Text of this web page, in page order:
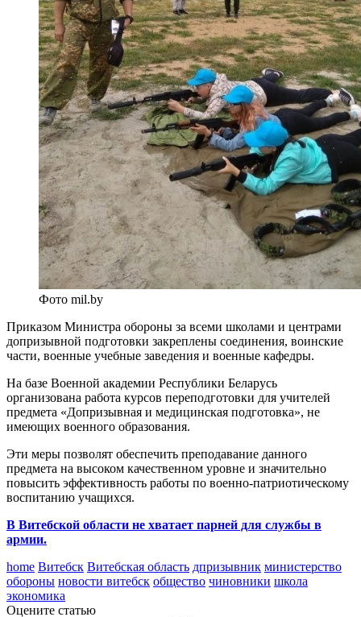
Фото mil.by
Приказом Министра обороны за всеми школами и центрами
допризывной подготовки закреплены соединения, воинские
части, военные учебные заведения и военные кафедры.
На базе Военной академии Республики Беларусь
организована работа курсов переподготовки для учителей
предмета «Допризывная и медицинская подготовка», не
имеющих военного образования.
Эти меры позволят обеспечить преподавание данного
предмета на высоком качественном уровне и значительно
повысить эффективность работы по военно-патриотическому
воспитанию учащихся.
В Витебской области не хватает парней для службы в
армии.
home Витебск Витебская область дпризывник министерство
обороны новости витебск общество чиновники школа
экономика
Оцените статью